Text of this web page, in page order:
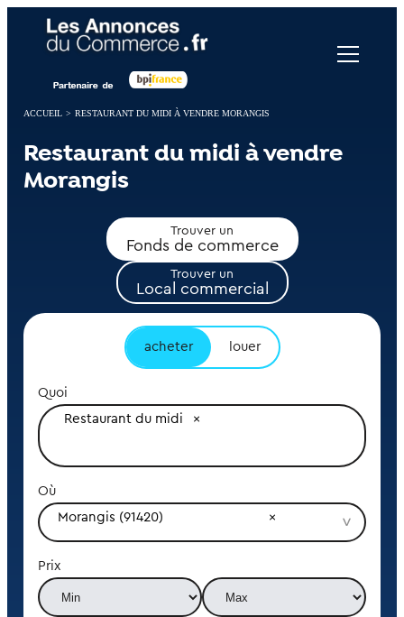
ACCUEIL > RESTAURANT DU MIDI À VENDRE MORANGIS
Restaurant du midi à vendre
Morangis
Trouver un
Fonds de commerce
Trouver un
Local commercial
acheter louer
Quoi
Restaurant du midi
Où
Morangis (91420)
Prix
Panneau de gestion des cookies